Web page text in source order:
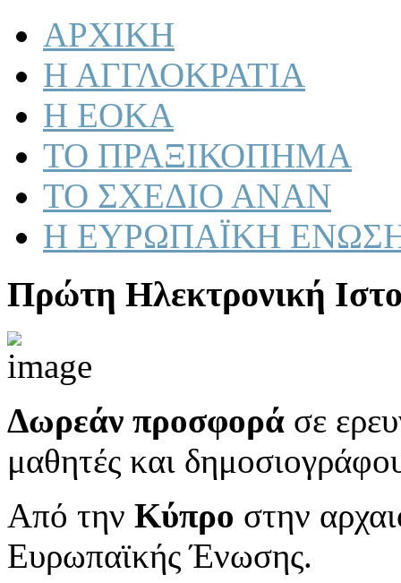
ΑΡΧΙΚΗ
Η ΑΓΓΛΟΚΡΑΤΙΑ
Η ΕΟΚΑ
ΤΟ ΠΡΑΞΙΚΟΠΗΜΑ
ΤΟ ΣΧΕΔΙΟ ΑΝΑΝ
Η ΕΥΡΩΠΑΪΚΗ
Πρώτη Ηλεκτρονική
Δωρεάν προσφορά σε
μαθητές και
Από την Κύπρο στην
Ευρωπαϊκής Ένωσης.